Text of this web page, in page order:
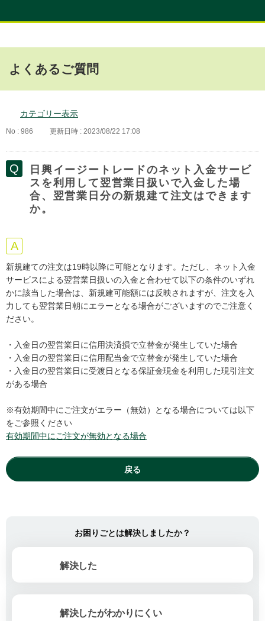
よくあるご質問
カテゴリー表示
No : 986 更新日時 : 2023/08/22 17:08
日興イージートレードのネット入金サービ
スを利用して翌営業日扱いで入金した場
合、翌営業日分の新規建て注文はできます
か。
新規建ての注文は19時以降に可能となります。ただし、ネット入金
サービスによる翌営業日扱いの入金と合わせて以下の条件のいずれ
かに該当した場合は、新規建可能額には反映されますが、注文を入
力しても翌営業日朝にエラーとなる場合がございますのでご注意く
ださい。
・入金日の翌営業日に信用決済損で立替金が発生していた場合
・入金日の翌営業日に信用配当金で立替金が発生していた場合
・入金日の翌営業日に受渡日となる保証金現金を利用した現引注文
がある場合
※有効期間中にご注文がエラー（無効）となる場合については以下
をご参照ください
有効期間中にご注文が無効となる場合
戻る
お困りごとは解決しましたか？
解決した
解決したがわかりにくい